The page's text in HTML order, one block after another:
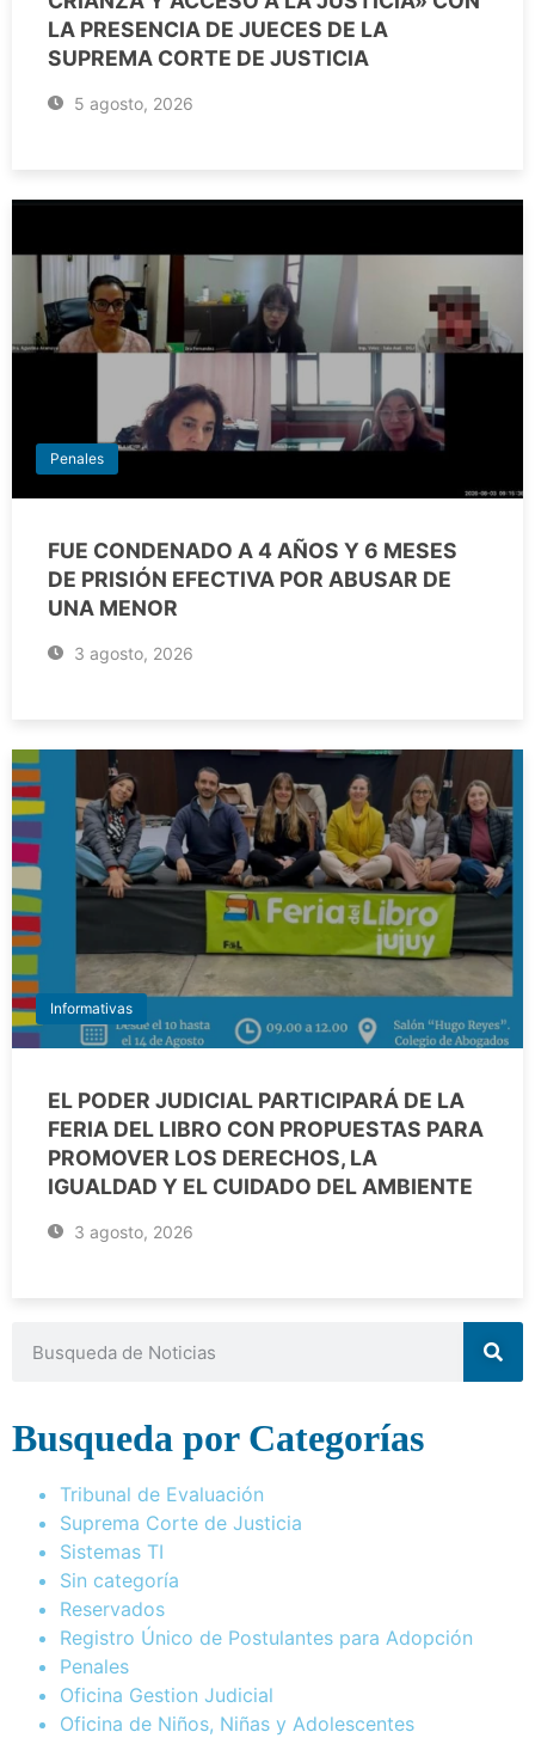
LA PRESENCIA DE JUECES DE LA
SUPREMA CORTE DE JUSTICIA
5 agosto, 2026
Penales
FUE CONDENADO A 4 AÑOS Y 6 MESES
DE PRISIÓN EFECTIVA POR ABUSAR DE
UNA MENOR
3 agosto, 2026
Informativas
EL PODER JUDICIAL PARTICIPARÁ DE LA
FERIA DEL LIBRO CON PROPUESTAS PARA
PROMOVER LOS DERECHOS, LA
IGUALDAD Y EL CUIDADO DEL AMBIENTE
3 agosto, 2026
Busqueda por Categorías
Tribunal de Evaluación
Suprema Corte de Justicia
Sistemas TI
Sin categoría
Reservados
Registro Único de Postulantes para Adopción
Penales
Oficina Gestion Judicial
Oficina de Niños, Niñas y Adolescentes